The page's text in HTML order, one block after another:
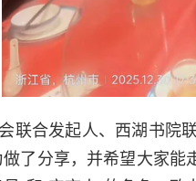
会联合发起人、西湖书院
了分享，并希望大家